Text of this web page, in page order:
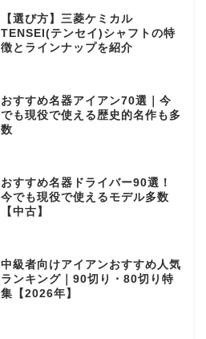
【選び方】三菱ケミカル
TENSEI(テンセイ)シャフトの特
徴とラインナップを紹介
おすすめ名器アイアン70選｜今
でも現役で使える歴史的名作も多
数
おすすめ名器ドライバー90選！
今でも現役で使えるモデル多数
【中古】
中級者向けアイアンおすすめ人気
ランキング｜90切り・80切り特
集【2026年】